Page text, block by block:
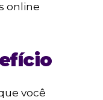
online
você